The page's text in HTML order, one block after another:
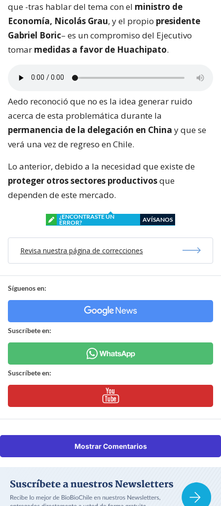
que -tras hablar del tema con el ministro de
Economía, Nicolás Grau, y el propio presidente
Gabriel Boric– es un compromiso del Ejecutivo
tomar medidas a favor de Huachipato.
Aedo reconoció que no es la idea generar ruido
acerca de esta problemática durante la
permanencia de la delegación en China y que se
verá una vez de regreso en Chile.
Lo anterior, debido a la necesidad que existe de
proteger otros sectores productivosque
dependen de este mercado.
¿ENCONTRASTE UN
ERROR?
AVÍSANOS
Revisa nuestra página de correcciones
Síguenos en:
Suscríbete en:
Suscríbete en:
Mostrar Comentarios